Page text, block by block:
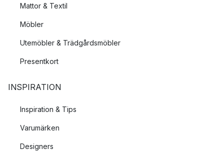
Mattor & Textil
Möbler
Utemöbler & Trädgårdsmöbler
Presentkort
INSPIRATION
Inspiration & Tips
Varumärken
Designers